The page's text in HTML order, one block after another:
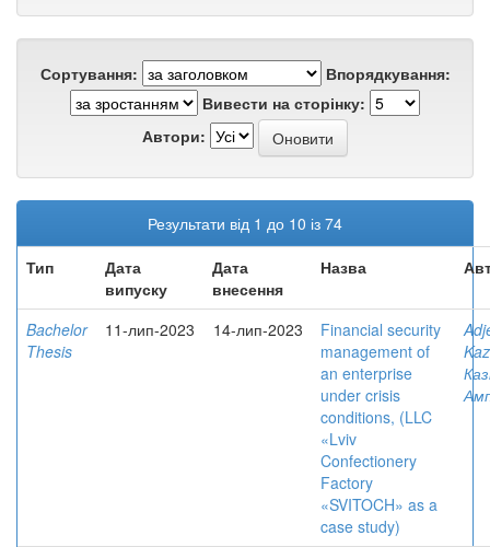
Сортування:
Впорядкування:
Вивести на сторінку:
Автори:
Результати від 1 до 10 із 74
Тип
Дата
випуску
Дата
внесення
Назва
Bachelor
Thesis
11-лип-2023 14-лип-2023
Financial security
management of
an enterprise
under crisis
conditions, (LLC
«Lviv
Confectionery
Factory
«SVITOCH» as a
case study)